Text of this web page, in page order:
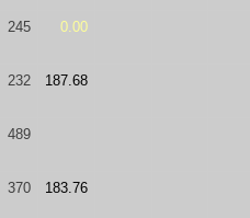
245 0.00
232 187.68
489
370 183.76